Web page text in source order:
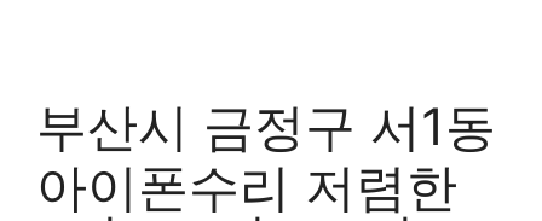
부산시 금정구 서1동
아이폰수리 저렴한